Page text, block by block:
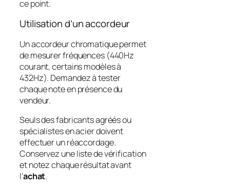
ce point.
Utilisation d’un accordeur
Un accordeur chromatique permet
de mesurer fréquences (440Hz
courant, certains modèles à
432Hz). Demandez à tester
chaque note en présence du
vendeur.
Seuls des fabricants agréés ou
spécialistes en acier doivent
effectuer un réaccordage.
Conservez une liste de vérification
et notez chaque résultat avant
l’achat.